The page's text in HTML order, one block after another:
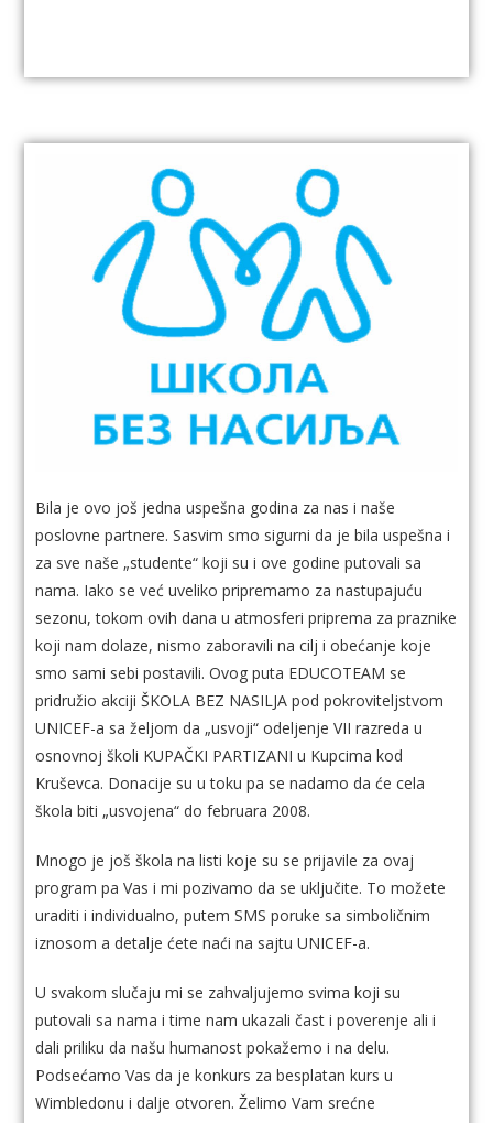
Bila je ovo još jedna uspešna godina za nas i naše
poslovne partnere. Sasvim smo sigurni da je bila uspešna i
za sve naše „studente“ koji su i ove godine putovali sa
nama. Iako se već uveliko pripremamo za nastupajuću
sezonu, tokom ovih dana u atmosferi priprema za praznike
koji nam dolaze, nismo zaboravili na cilj i obećanje koje
smo sami sebi postavili. Ovog puta EDUCOTEAM se
pridružio akciji ŠKOLA BEZ NASILJA pod pokroviteljstvom
UNICEF-a sa željom da „usvoji“ odeljenje VII razreda u
osnovnoj školi KUPAČKI PARTIZANI u Kupcima kod
Kruševca. Donacije su u toku pa se nadamo da će cela
škola biti „usvojena“ do februara 2008.
Mnogo je još škola na listi koje su se prijavile za ovaj
program pa Vas i mi pozivamo da se uključite. To možete
uraditi i individualno, putem SMS poruke sa simboličnim
iznosom a detalje ćete naći na sajtu UNICEF-a.
U svakom slučaju mi se zahvaljujemo svima koji su
putovali sa nama i time nam ukazali čast i poverenje ali i
dali priliku da našu humanost pokažemo i na delu.
Podsećamo Vas da je konkurs za besplatan kurs u
Wimbledonu i dalje otvoren. Želimo Vam srećne